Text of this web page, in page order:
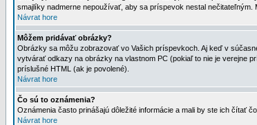
smajlíky nadmerne nepoužívať, aby sa príspevok nestal
Návrat hore
Môžem pridávať obrázky?
Obrázky sa môžu zobrazovať vo Vašich príspevkoch. Aj keď v
vytvárať odkazy na obrázky na vlastnom PC (pokiaľ to nie je verejne
príslušné HTML (ak je povolené).
Návrat hore
Čo sú to oznámenia?
Oznámenia často prinášajú dôležité informácie a mali by ste ich čítať
Návrat hore